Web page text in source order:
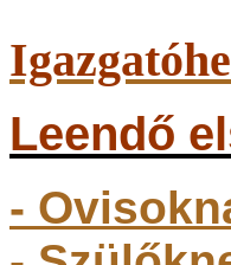
Leendő
-